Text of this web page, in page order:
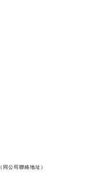
（同公司聯絡地址）